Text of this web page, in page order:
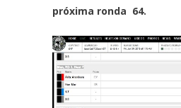
próxima ronda 64.